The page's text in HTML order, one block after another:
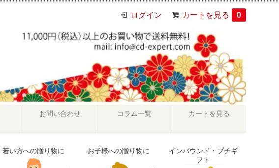
ログイン カートを見る 0
お問い合わせ コラム一覧 カートを見る
若い方への贈り物に お子様への贈り物に
インバウンド・プチギ
フト